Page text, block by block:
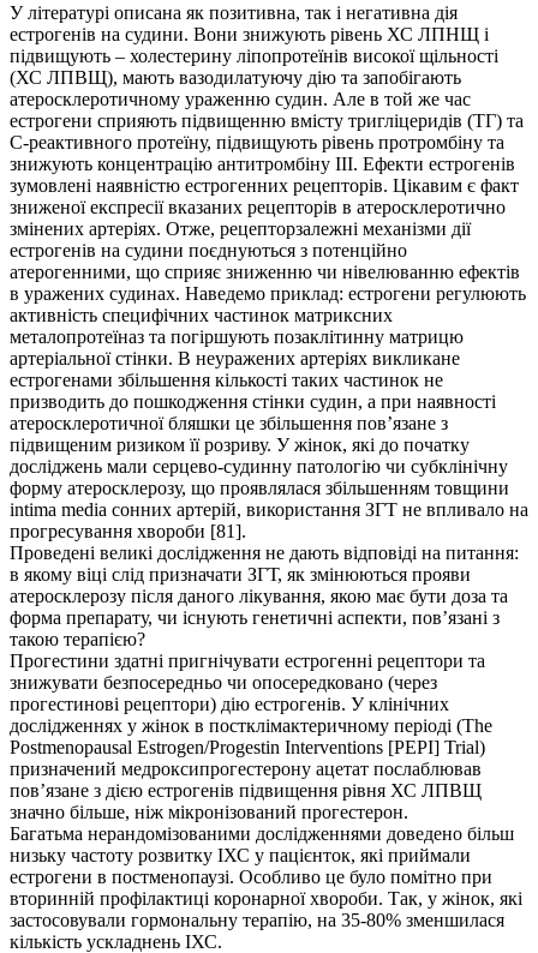
У літературі описана як позитивна, так і негативна дія
естрогенів на судини. Вони знижують рівень ХС ЛПНЩ і
підвищують – холестерину ліпопротеїнів високої щільності
(ХС ЛПВЩ), мають вазодилатуючу дію та запобігають
атеросклеротичному ураженню судин. Але в той же час
естрогени сприяють підвищенню вмісту тригліцеридів (ТГ) та
С-реактивного протеїну, підвищують рівень протромбіну та
знижують концентрацію антитромбіну ІІІ. Ефекти естрогенів
зумовлені наявністю естрогенних рецепторів. Цікавим є факт
зниженої експресії вказаних рецепторів в атеросклеротично
змінених артеріях. Отже, рецепторзалежні механізми дії
естрогенів на судини поєднуються з потенційно
атерогенними, що сприяє зниженню чи нівелюванню ефектів
в уражених судинах. Наведемо приклад: естрогени регулюють
активність специфічних частинок матриксних
металопротеїназ та погіршують позаклітинну матрицю
артеріальної стінки. В неуражених артеріях викликане
естрогенами збільшення кількості таких частинок не
призводить до пошкодження стінки судин, а при наявності
атеросклеротичної бляшки це збільшення пов’язане з
підвищеним ризиком її розриву. У жінок, які до початку
досліджень мали серцево-судинну патологію чи субклінічну
форму атеросклерозу, що проявлялася збільшенням товщини
intima media сонних артерій, використання ЗГТ не впливало на
прогресування хвороби [81].
Проведені великі дослідження не дають відповіді на питання:
в якому віці слід призначати ЗГТ, як змінюються прояви
атеросклерозу після даного лікування, якою має бути доза та
форма препарату, чи існують генетичні аспекти, пов’язані з
такою терапією?
Прогестини здатні пригнічувати естрогенні рецептори та
знижувати безпосередньо чи опосередковано (через
прогестинові рецептори) дію естрогенів. У клінічних
дослідженнях у жінок в постклімактеричному періоді (The
Postmenopausal Estrogen/Progestin Interventions [PEPI] Trial)
призначений медроксипрогестерону ацетат послаблював
пов’язане з дією естрогенів підвищення рівня ХС ЛПВЩ
значно більше, ніж мікронізований прогестерон.
Багатьма нерандомізованими дослідженнями доведено більш
низьку частоту розвитку ІХС у пацієнток, які приймали
естрогени в постменопаузі. Особливо це було помітно при
вторинній профілактиці коронарної хвороби. Так, у жінок, які
застосовували гормональну терапію, на 35-80% зменшилася
кількість ускладнень ІХС.